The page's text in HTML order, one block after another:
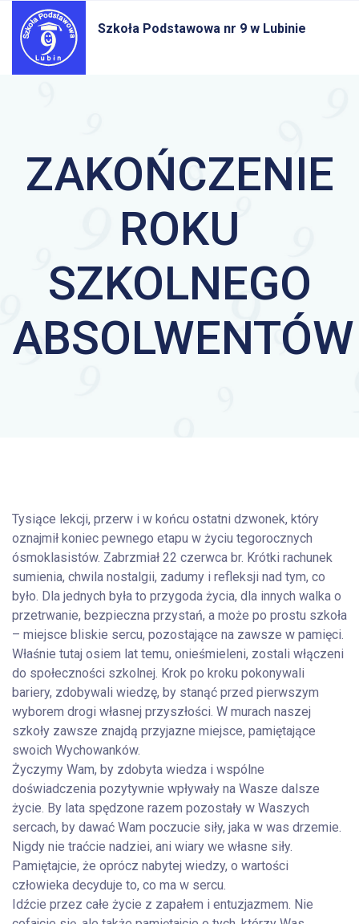
Szkoła Podstawowa nr 9 w Lubinie
ZAKOŃCZENIE
ROKU
SZKOLNEGO
ABSOLWENTÓW
Tysiące lekcji, przerw i w końcu ostatni dzwonek, który
oznajmił koniec pewnego etapu w życiu tegorocznych
ósmoklasistów. Zabrzmiał 22 czerwca br. Krótki rachunek
sumienia, chwila nostalgii, zadumy i refleksji nad tym, co
było. Dla jednych była to przygoda życia, dla innych walka o
przetrwanie, bezpieczna przystań, a może po prostu szkoła
– miejsce bliskie sercu, pozostające na zawsze w pamięci.
Właśnie tutaj osiem lat temu, onieśmieleni, zostali włączeni
do społeczności szkolnej. Krok po kroku pokonywali
bariery, zdobywali wiedzę, by stanąć przed pierwszym
wyborem drogi własnej przyszłości. W murach naszej
szkoły zawsze znajdą przyjazne miejsce, pamiętające
swoich Wychowanków.
Życzymy Wam, by zdobyta wiedza i wspólne
doświadczenia pozytywnie wpływały na Wasze dalsze
życie. By lata spędzone razem pozostały w Waszych
sercach, by dawać Wam poczucie siły, jaka w was drzemie.
Nigdy nie traćcie nadziei, ani wiary we własne siły.
Pamiętajcie, że oprócz nabytej wiedzy, o wartości
człowieka decyduje to, co ma w sercu.
Idźcie przez całe życie z zapałem i entuzjazmem. Nie